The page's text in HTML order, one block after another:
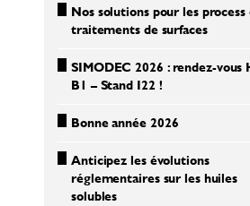
Nos solutions pour les process
traitements de surfaces
SIMODEC 2026 : rendez-vous
B1 – Stand I22 !
Bonne année 2026
Anticipez les évolutions
réglementaires sur les huiles
solubles